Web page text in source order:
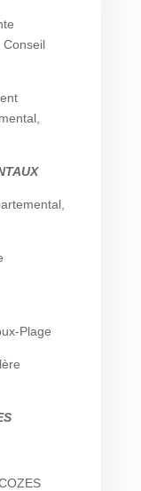
Conseil
Plage